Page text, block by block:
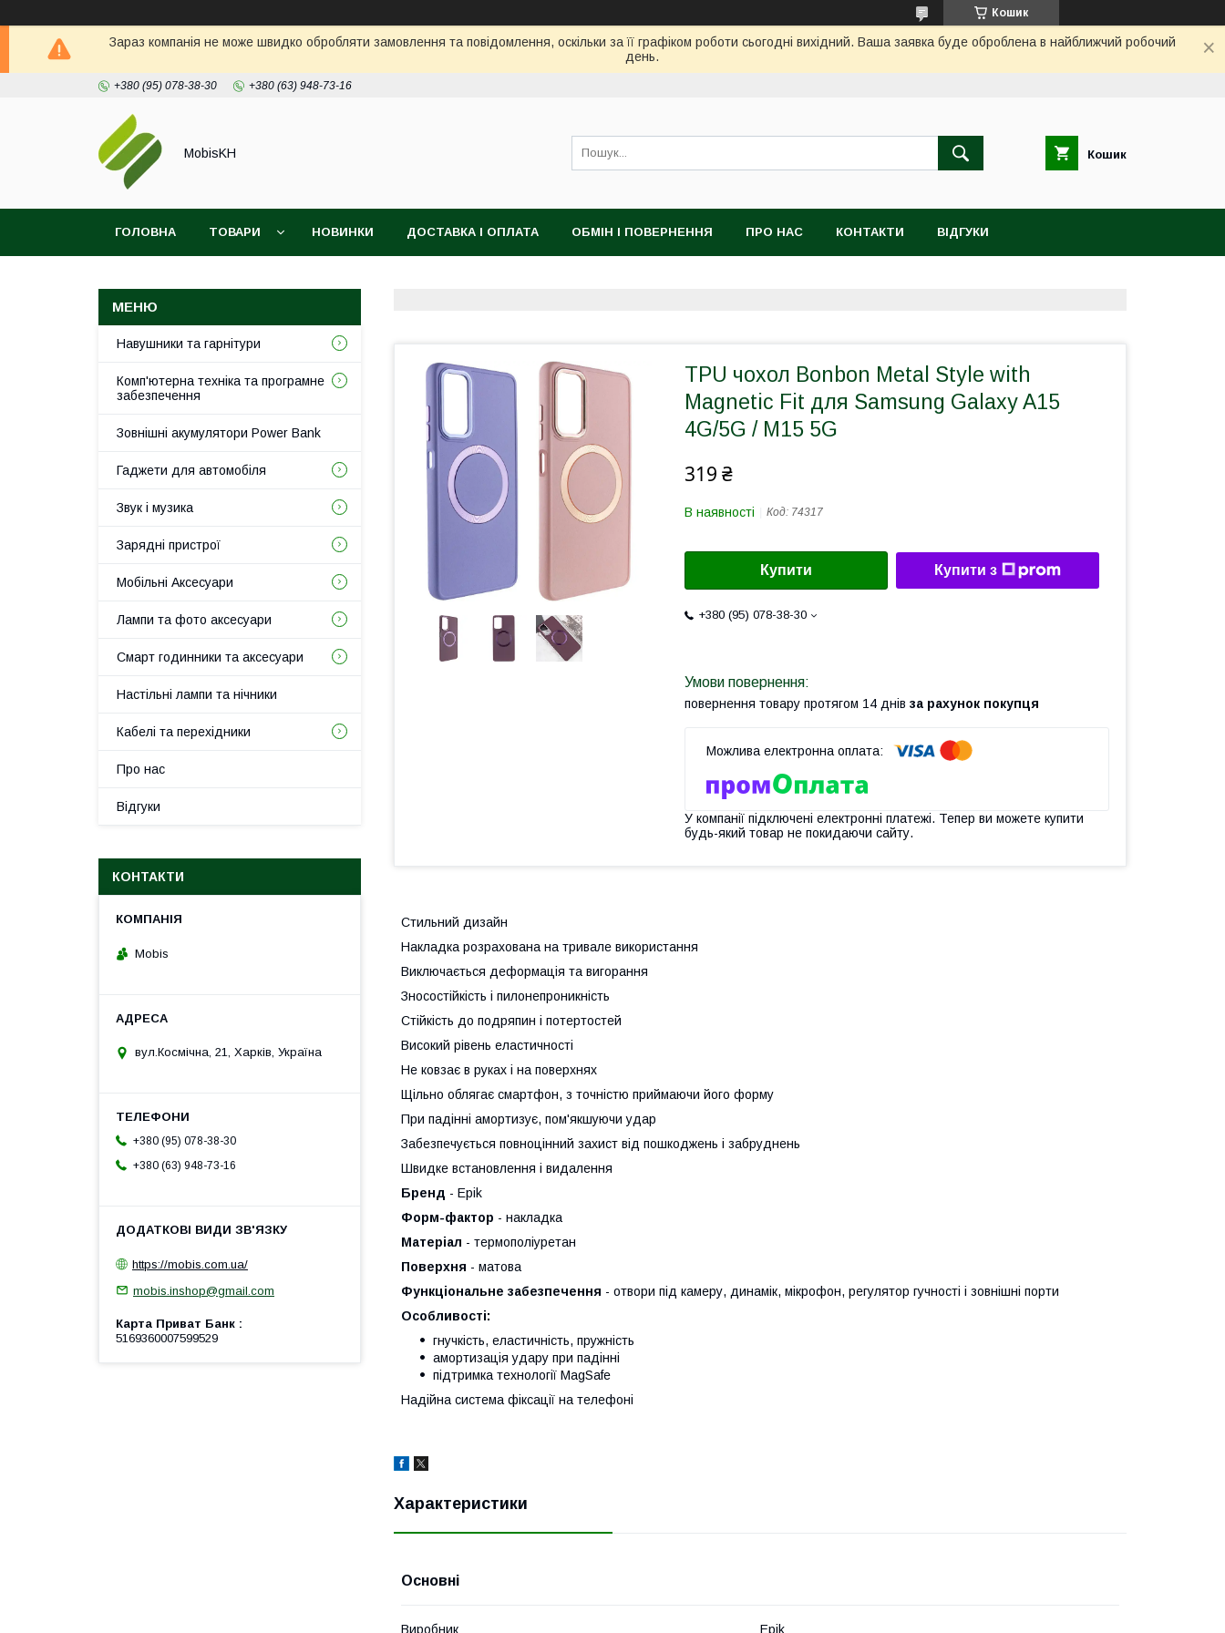
Кошик
Зараз компанія не може швидко обробляти замовлення та повідомлення, оскільки за її графіком роботи сьогодні вихідний. Ваша заявка буде оброблена в найближчий робочий
день.
+380 (95) 078-38-30 +380 (63) 948-73-16
MobisKH Кошик
ГОЛОВНА ТОВАРИ НОВИНКИ ДОСТАВКА І ОПЛАТА ОБМІН І ПОВЕРНЕННЯ ПРО НАС КОНТАКТИ ВІДГУКИ
TPU чохол Bonbon Metal Style with
Magnetic Fit для Samsung Galaxy A15
4G/5G / M15 5G
319 ₴
В наявності Код: 74317
Купити Купити з
+380 (95) 078-38-30
повернення товару протягом 14 днів за рахунок покупця
У компанії підключені електронні платежі. Тепер ви можете купити
будь-який товар не покидаючи сайту.
Стильний дизайн
Накладка розрахована на тривале використання
Виключається деформацiя та вигорання
Зносостійкість і пилонепроникність
Стійкість до подряпин і потертостей
Високий рівень еластичності
Не ковзає в руках і на поверхнях
Щільно облягає смартфон, з точністю приймаючи його форму
При падінні амортизує, пом'якшуючи удар
Забезпечується повноцінний захист від пошкоджень і забруднень
Швидке встановлення і видалення
Бренд - Epik
Форм-фактор - накладка
Матеріал - термополіуретан
Поверхня - матова
Функціональне забезпечення - отвори під камеру, динамік, мікрофон, регулятор гучності і зовнішні порти
Особливості:
гнучкість, еластичність, пружність
амортизація удару при падінні
підтримка технології MagSafe
Надійна система фіксації на телефоні
Характеристики
Основні
Виробник Epik
Навушники та гарнітури
Комп'ютерна техніка та програмне
забезпечення
Зовнішні акумулятори Power Bank
Гаджети для автомобіля
Звук і музика
Зарядні пристрої
Мобільні Аксесуари
Лампи та фото аксесуари
Смарт годинники та аксесуари
Настільні лампи та нічники
Кабелі та перехідники
Про нас
Відгуки
КОНТАКТИ
Mobis
вул.Космічна, 21, Харків, Україна
+380 (95) 078-38-30
+380 (63) 948-73-16
https://mobis.com.ua/
mobis.inshop@gmail.com
Карта Приват Банк
5169360007599529